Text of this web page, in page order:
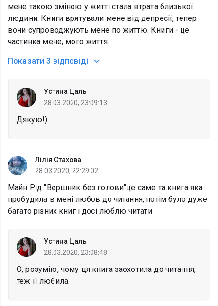
мене такою зміною у житті стала втрата близької
людини. Книги врятували мене від депресії, тепер
вони супроводжують мене по життю. Книги - це
частинка мене, мого життя.
Показати 3 відповіді
Устина Цаль
28.03.2020, 23:09:13
Дякую!)
Лілія Стахова
28.03.2020, 22:29:02
Майн Рід "Вершник без голови"це саме та книга яка
пробудила в мені любов до читання, потім було дуже
багато різних книг і досі люблю читати
Устина Цаль
28.03.2020, 23:08:48
О, розумію, чому ця книга заохотила до читання,
теж її любила.